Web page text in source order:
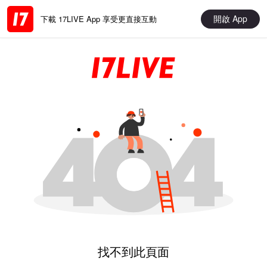
下載 17LIVE App 享受更直接互動 開啟 App
找不到此頁面